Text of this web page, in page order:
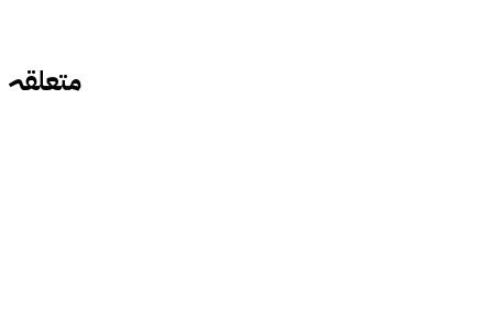
متعلقہ